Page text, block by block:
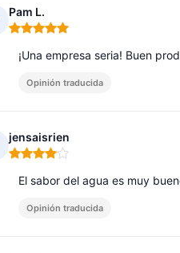
Pam L.
Nota: 5 de 5
¡Una empresa seria! Buen
Opinión traducida
jensaisrien
Nota: 4 de 5
El sabor del agua es muy
Opinión traducida